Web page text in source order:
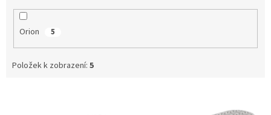
Orion 5
Položek k zobrazení: 5